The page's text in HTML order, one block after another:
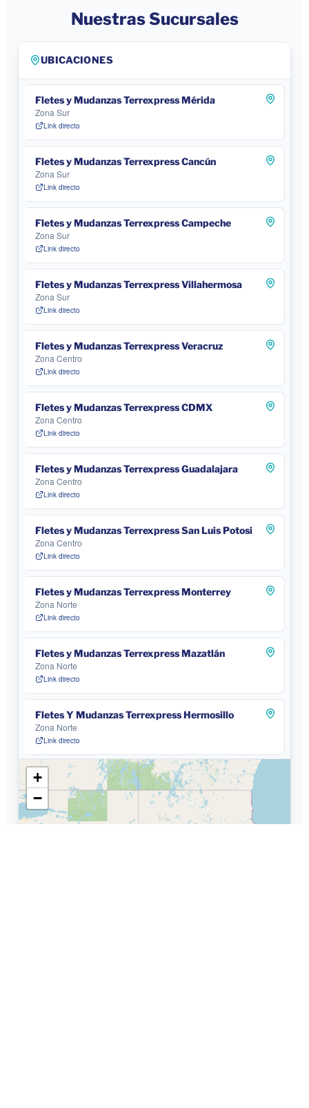
Nuestras Sucursales
UBICACIONES
Fletes y Mudanzas Terrexpress Mérida
Zona Sur
Link directo
Fletes y Mudanzas Terrexpress Cancún
Zona Sur
Link directo
Fletes y Mudanzas Terrexpress Campeche
Zona Sur
Link directo
Fletes y Mudanzas Terrexpress Villahermosa
Zona Sur
Link directo
Fletes y Mudanzas Terrexpress Veracruz
Zona Centro
Link directo
Fletes y Mudanzas Terrexpress CDMX
Zona Centro
Link directo
Fletes y Mudanzas Terrexpress Guadalajara
Zona Centro
Link directo
Fletes y Mudanzas Terrexpress San Luis Potosi
Zona Centro
Link directo
Fletes y Mudanzas Terrexpress Monterrey
Zona Norte
Link directo
Fletes y Mudanzas Terrexpress Mazatlán
Zona Norte
Link directo
Fletes Y Mudanzas Terrexpress Hermosillo
Zona Norte
Link directo
+
−